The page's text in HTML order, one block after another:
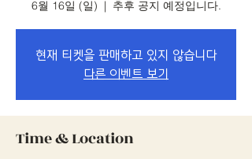
6월 16일 (일)
  |
추후 공지 예정입니다.
현재 티켓을 판매하고 있지 않습니다
다른 이벤트 보기
Time & Location